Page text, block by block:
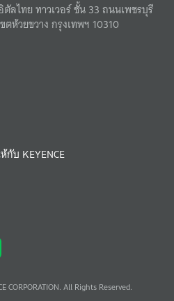
ลไทย ทาวเวอร์ ชั้น 33 ถนนเพชรบุรี
ห้วยขวาง กรุงเทพฯ 10310
กับ KEYENCE
CORPORATION. All Rights Reserved.